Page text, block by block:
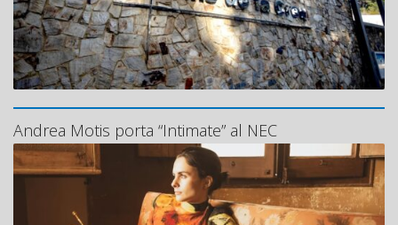
Andrea Motis porta “Intimate” al NEC